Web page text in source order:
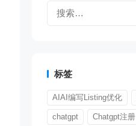
标签
AIAI编写Listing优化
chatgpt Chatgpt注册